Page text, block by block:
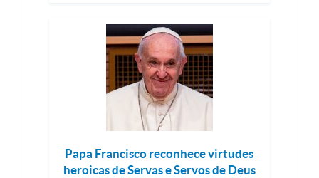
Papa Francisco reconhece virtudes
heroicas de Servas e Servos de Deus